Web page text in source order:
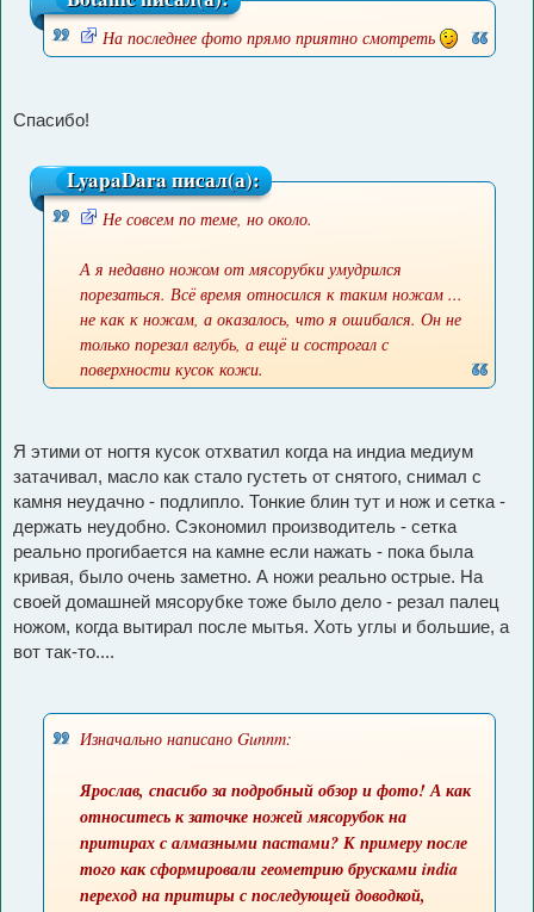
б
щ
И
н
и
к
и
т
а
т
ы
На последнее фото прямо приятно смотреть
Спасибо!
LyapaDara писал(а):
с
т
о
ч
н
и
и
т
а
т
ы
Не совсем по теме, но около.
А я недавно ножом от мясорубки умудрился
порезаться. Всё время относился к таким ножам ...
не как к ножам, а оказалось, что я ошибался. Он не
только порезал вглубь, а ещё и сострогал с
поверхности кусок кожи.
Я этими от ногтя кусок отхватил когда на индиа медиум
затачивал, масло как стало густеть от снятого, снимал с
камня неудачно - подлипло. Тонкие блин тут и нож и сетка -
держать неудобно. Сэкономил производитель - сетка
реально прогибается на камне если нажать - пока была
кривая, было очень заметно. А ножи реально острые. На
своей домашней мясорубке тоже было дело - резал палец
ножом, когда вытирал после мытья. Хоть углы и большие, а
вот так-то....
Изначально написано Gunnm:
Ярослав, спасибо за подробный обзор и фото! А как
относитесь к заточке ножей мясорубок на
притирах с алмазными пастами? К примеру после
того как сформировали геометрию брусками india
переход на притиры с последующей доводкой,